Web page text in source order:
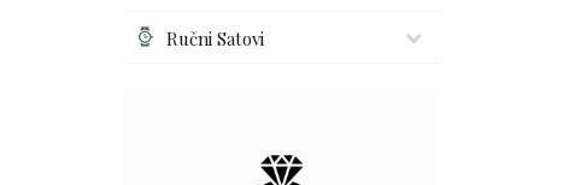
Ručni Satovi